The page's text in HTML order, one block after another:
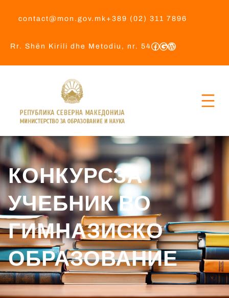
contact@mon.gov.mk +389 (02) 311 7896
Rr. Shën Kirili dhe Metodiu, nr. 54
КОНКУРСЗА
УЧЕБНИК ВО
ГИМНАЗИСКО
ОБРАЗОВАНИЕ